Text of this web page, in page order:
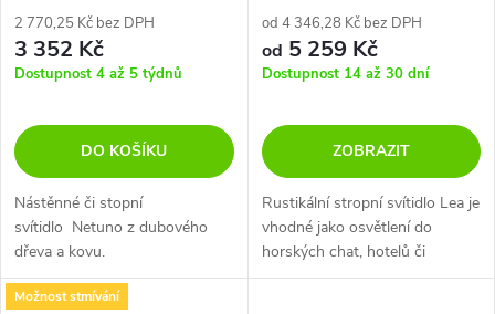
2 770,25 Kč bez DPH
3 352 Kč
Dostupnost 4 až 5 týdnů
DO KOŠÍKU
Nástěnné či stopní
svítidlo Netuno z dubového
dřeva a kovu.
od 4 346,28 Kč bez DPH
od 5 259 Kč
Dostupnost 14 až 30 dní
ZOBRAZIT
Rustikální stropní svítidlo Lea je
vhodné jako osvětlení do
horských chat, hotelů či
restaurací. Keramické stínidlo v
Možnost stmívání